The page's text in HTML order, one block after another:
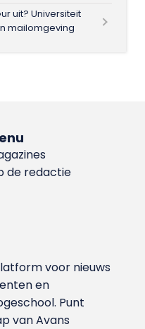
uit? Universiteit
mailomgeving
de redactie
voor nieuws
en
Punt
van Avans